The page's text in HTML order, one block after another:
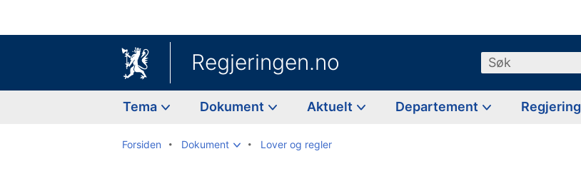
Regjeringen.no Søk
Tema Dokument Aktuelt Departement Regjering
Forsiden Dokument Lover og regler